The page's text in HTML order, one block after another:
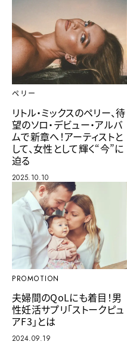
ペリー
リトル・ミックスのペリー、待
望のソロ・デビュー・アルバ
ムで新章へ！アーティストと
して、女性として輝く“今”に
迫る
2025.10.10
PROMOTION
夫婦間のQoLにも着目！男
性妊活サプリ「ストークピュ
アF3」とは
2024.09.19